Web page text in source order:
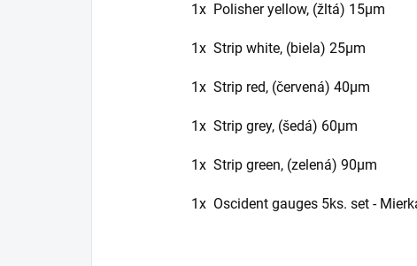
1x Polisher yellow, (žltá) 15µm
1x Strip white, (biela) 25µm
1x Strip red, (červená) 40µm
1x Strip grey, (šedá) 60µm
1x Strip green, (zelená) 90µm
1x Oscident gauges 5ks. set -